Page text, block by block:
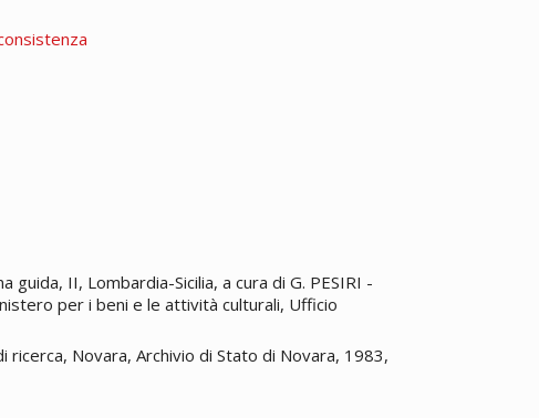
II, Lombardia-Sicilia, a cura di G. PESIRI -
per i beni e le attività culturali, Ufficio
Novara, Archivio di Stato di Novara, 1983,